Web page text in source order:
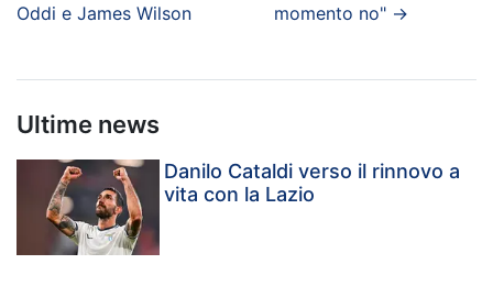
Oddi e James Wilson
momento no"→
Ultime news
Danilo Cataldi verso il rinnovo a
vita con la Lazio